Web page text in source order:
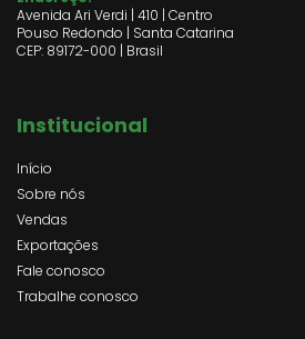
Avenida Ari Verdi | 410 | Centro
Pouso Redondo | Santa Catarina
CEP: 89172-000 | Brasil
Institucional
Início
Sobre nós
Vendas
Exportações
Fale conosco
Trabalhe conosco